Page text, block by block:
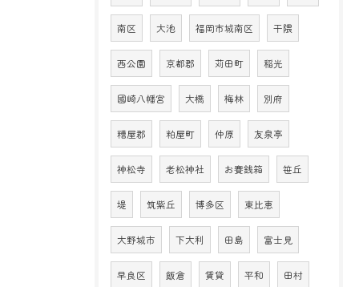
南区 大池 福岡市城南区 干隈
西公園 京都郡 苅田町 稲光
國崎八幡宮 大橋 梅林 別府
糟屋郡 粕屋町 仲原 友泉亭
神松寺 老松神社 お賽銭箱 笹丘
堤 筑紫丘 博多区 東比恵
大野城市 下大利 田島 富士見
早良区 飯倉 賃貸 平和 田村